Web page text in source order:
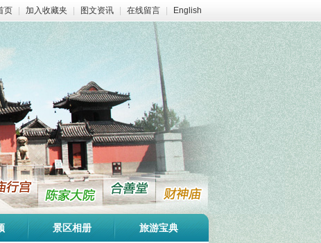
页 加入收藏夹 图文资讯 在线留言 English
景区相册 旅游宝典